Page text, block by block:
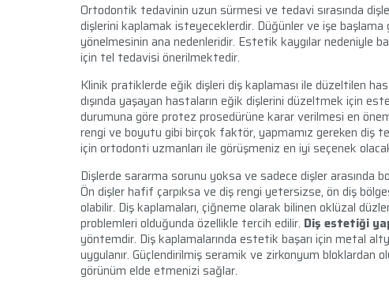
Ortodontik tedavinin uzun sürmesi ve tedavi sırasında
dişlerini kaplamak isteyeceklerdir. Düğünler ve işe
yönelmesinin ana nedenleridir. Estetik kaygılar nedeniyle
için tel tedavisi önerilmektedir.
Klinik pratiklerde eğik dişleri diş kaplaması ile düzeltilen
dışında yaşayan hastaların eğik dişlerini düzeltmek için
durumuna göre protez prosedürüne karar verilmesi en
rengi ve boyutu gibi birçok faktör, yapmamız gereken diş
için ortodonti uzmanları ile görüşmeniz en iyi seçenek
Dişlerde sararma sorunu yoksa ve sadece dişler arasında
Ön dişler hafif çarpıksa ve diş rengi yetersizse, ön diş
olabilir. Diş kaplamaları, çiğneme olarak bilinen oklüzal
problemleri olduğunda özellikle tercih edilir. Diş estetiği
yöntemdir. Diş kaplamalarında estetik başarı için metal
uygulanır. Güçlendirilmiş seramik ve zirkonyum bloklardan
görünüm elde etmenizi sağlar.